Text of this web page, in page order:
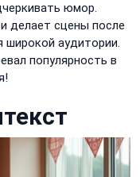
юмор.
делает сцены после
широкой аудитории.
популярность в